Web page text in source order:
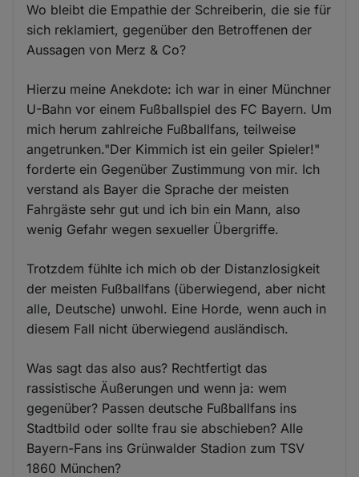
Wo bleibt die Empathie der Schreiberin, die sie für
sich reklamiert, gegenüber den Betroffenen der
Aussagen von Merz & Co?
Hierzu meine Anekdote: ich war in einer Münchner
U-Bahn vor einem Fußballspiel des FC Bayern. Um
mich herum zahlreiche Fußballfans, teilweise
angetrunken."Der Kimmich ist ein geiler Spieler!"
forderte ein Gegenüber Zustimmung von mir. Ich
verstand als Bayer die Sprache der meisten
Fahrgäste sehr gut und ich bin ein Mann, also
wenig Gefahr wegen sexueller Übergriffe.
Trotzdem fühlte ich mich ob der Distanzlosigkeit
der meisten Fußballfans (überwiegend, aber nicht
alle, Deutsche) unwohl. Eine Horde, wenn auch in
diesem Fall nicht überwiegend ausländisch.
Was sagt das also aus? Rechtfertigt das
rassistische Äußerungen und wenn ja: wem
gegenüber? Passen deutsche Fußballfans ins
Stadtbild oder sollte frau sie abschieben? Alle
Bayern-Fans ins Grünwalder Stadion zum TSV
1860 München?